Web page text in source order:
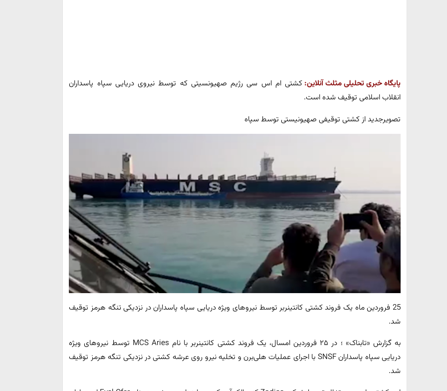
پایگاه خبری تحلیلی مثلث آنلاین: کشتی ام اس سی رژیم صهیونسیتی که توسط نیروی دریایی سپاه پاسداران
انقلاب اسلامی توقیف شده است.
تصویرجدید از کشتی توقیفی صهیونیستی توسط سپاه
25 فروردین ماه یک فروند کشتی کانتینربر توسط نیروهای ویژه دریایی سپاه پاسداران در نزدیکی تنگه هرمز توقیف
شد.
به گزارش «تابناک» ؛ در ۲۵ فروردین امسال، یک فروند کشتی کانتینربر با نام MCS Aries توسط نیروهای ویژه
دریایی سپاه پاسداران SNSF با اجرای عملیات هلی‌برن و تخلیه نیرو روی عرشه کشتی در نزدیکی تنگه هرمز توقیف
شد.